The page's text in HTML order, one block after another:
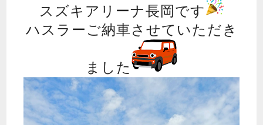
スズキアリーナ長岡です
ハスラーご納車させていただき
ました